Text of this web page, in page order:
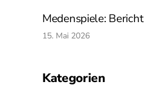
Medenspiele:
15. Mai 2026
Kategorien